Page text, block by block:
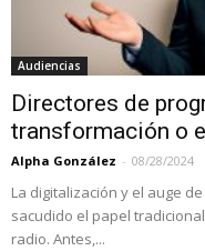
Audiencias
Directores de
transformación o
Alpha González - 08/28/2024
La digitalización y el auge
sacudido el papel
radio. Antes,...